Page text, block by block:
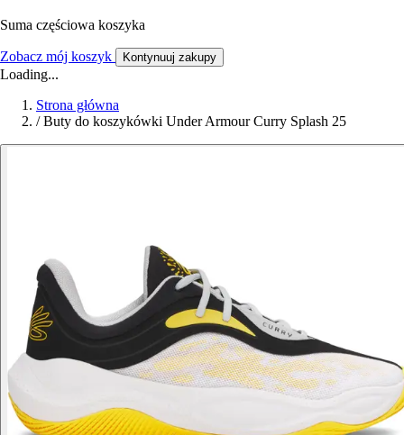
Suma częściowa koszyka
Zobacz mój koszyk Kontynuuj zakupy
Loading...
Strona główna
/ Buty do koszykówki Under Armour Curry Splash 25